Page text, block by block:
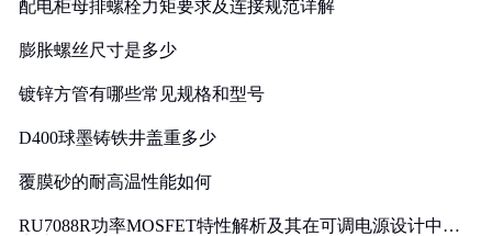
配电柜母排螺栓力矩要求及连接规范详解
膨胀螺丝尺寸是多少
镀锌方管有哪些常见规格和型号
D400球墨铸铁井盖重多少
覆膜砂的耐高温性能如何
RU7088R功率MOSFET特性解析及其在可调电源设计中的